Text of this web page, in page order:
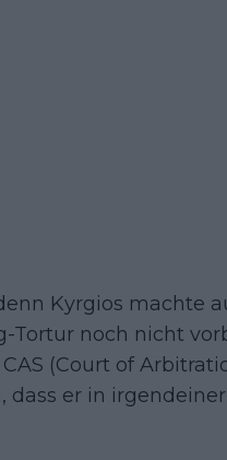
Kyrgios machte
Tortur noch nicht
(Court of
dass er in